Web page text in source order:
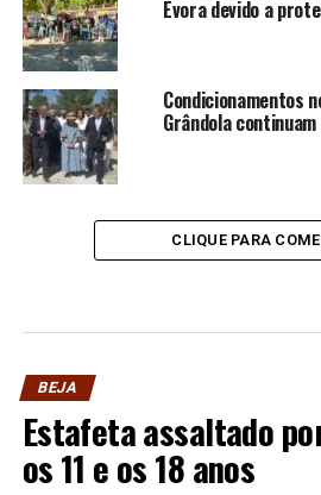
Évora devido a
Condicionamentos
Grândola
CLIQUE PARA
BEJA
Estafeta assaltado
os 11 e os 18 anos